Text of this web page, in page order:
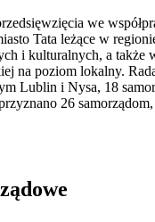
we
Tata leżące w
i kulturalnych, a także
na poziom lokalny.
Lublin i Nysa, 18
26